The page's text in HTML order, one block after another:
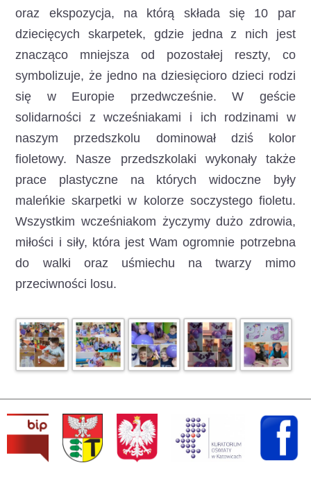
oraz ekspozycja, na którą składa się 10 par
dziecięcych skarpetek, gdzie jedna z nich jest
znacząco mniejsza od pozostałej reszty, co
symbolizuje, że jedno na dziesięcioro dzieci rodzi
się w Europie przedwcześnie. W geście
solidarności z wcześniakami i ich rodzinami w
naszym przedszkolu dominował dziś kolor
fioletowy. Nasze przedszkolaki wykonały także
prace plastyczne na których widoczne były
maleńkie skarpetki w kolorze soczystego fioletu.
Wszystkim wcześniakom życzymy dużo zdrowia,
miłości i siły, która jest Wam ogromnie potrzebna
do walki oraz uśmiechu na twarzy mimo
przeciwności losu.